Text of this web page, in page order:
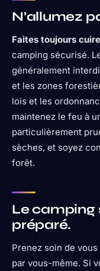
N’allumez
Faites toujours
camping sécurisé.
généralement
et les zones
lois et les
maintenez le feu à
particulièrement
sèches, et soyez
forêt.
Le camping
préparé.
Prenez soin de
par vous-même. Si